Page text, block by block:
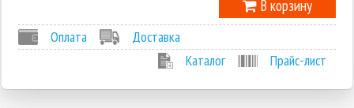
В корзину
Оплата
Доставка
Каталог
Прайс-лист